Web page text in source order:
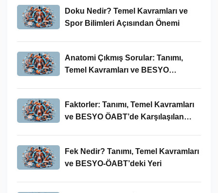
Doku Nedir? Temel Kavramları ve
Spor Bilimleri Açısından Önemi
Anatomi Çıkmış Sorular: Tanımı,
Temel Kavramları ve BESYO
Faktorler: Tanımı, Temel Kavramları
ve BESYO ÖABT’de Karşılaşılan
Fek Nedir? Tanımı, Temel Kavramları
ve BESYO-ÖABT’deki Yeri